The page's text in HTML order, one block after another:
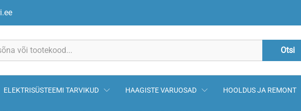
Otsi
ELEKTRISÜSTEEMI TARVIKUD HAAGISTE VARUOSAD HOOLDUS JA REMONT